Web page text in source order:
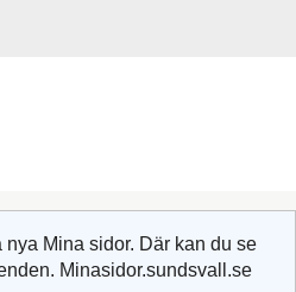
nya Mina sidor. Där kan du se
Minasidor.sundsvall.se